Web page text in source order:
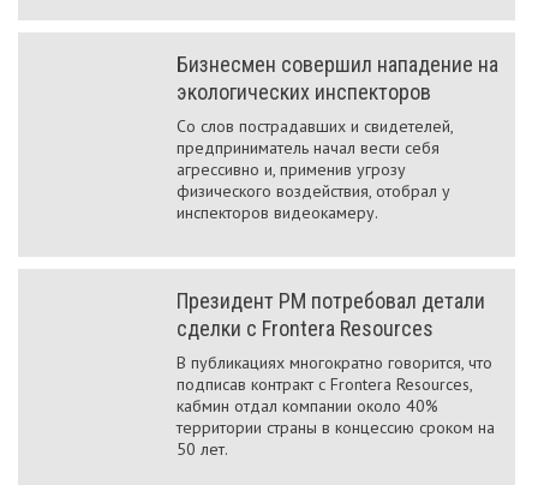
Бизнесмен совершил нападение на
экологических инспекторов
Со слов пострадавших и свидетелей,
предприниматель начал вести себя
агрессивно и, применив угрозу
физического воздействия, отобрал у
инспекторов видеокамеру.
Президент РМ потребовал детали
сделки с Frontera Resources
В публикациях многократно говорится, что
подписав контракт с Frontera Resources,
кабмин отдал компании около 40%
территории страны в концессию сроком на
50 лет.